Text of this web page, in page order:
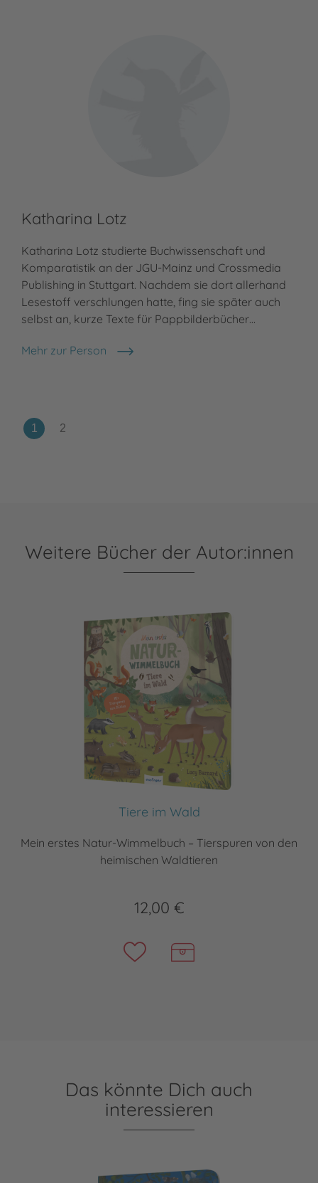
Katharina Lotz
Katharina Lotz studierte Buchwissenschaft und
Komparatistik an der JGU-Mainz und Crossmedia
Publishing in Stuttgart. Nachdem sie dort allerhand
Lesestoff verschlungen hatte, fing sie später auch
selbst an, kurze Texte für Pappbilderbücher…
Mehr zur Person
Katharina Lotz
Weitere Bücher der Autor:innen
Tiere im Wald
Mein erstes Natur-Wimmelbuch – Tierspuren von den
heimischen Waldtieren
12,00 €
Das könnte Dich auch
interessieren